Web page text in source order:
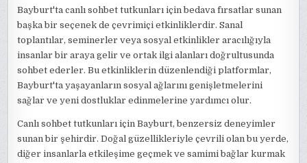
Bayburt'ta canlı sohbet tutkunları için bedava fırsatlar sunan
başka bir seçenek de çevrimiçi etkinliklerdir. Sanal
toplantılar, seminerler veya sosyal etkinlikler aracılığıyla
insanlar bir araya gelir ve ortak ilgi alanları doğrultusunda
sohbet ederler. Bu etkinliklerin düzenlendiği platformlar,
Bayburt'ta yaşayanların sosyal ağlarını genişletmelerini
sağlar ve yeni dostluklar edinmelerine yardımcı olur.
Canlı sohbet tutkunları için Bayburt, benzersiz deneyimler
sunan bir şehirdir. Doğal güzellikleriyle çevrili olan bu yerde,
diğer insanlarla etkileşime geçmek ve samimi bağlar kurmak